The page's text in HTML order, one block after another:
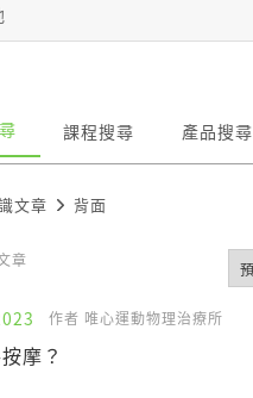
課程搜尋 產品搜尋
文章 背面
章
作者 唯心運動物理治療所
摩？